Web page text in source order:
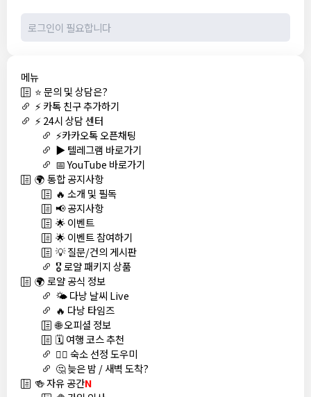
메뉴
⭐ 문의 및 상담은?
⚡ 카톡 친구 추가하기
⚡ 24시 상담 센터
⚡카카오톡 오픈채팅
▶️ 텔레그램 바로가기
📅 YouTube 바로가기
🌍 통합 공지사항
🔥 소개 및 필독
📢 공지사항
🌟 이벤트
🌟 이벤트 참여하기
💡 질문/건의 게시판
🎖️ 로얄 패키지 상품
🌍 로얄 공식 정보
🌤️ 다낭 날씨 Live
🔥 다낭 타임즈
🌐 오피셜 정보
🗓️ 여행 코스 추천
🏊‍♀️ 숙소 선정 도우미
🤔 늦은 밤 / 새벽 도착?
🍻 자유 공간N